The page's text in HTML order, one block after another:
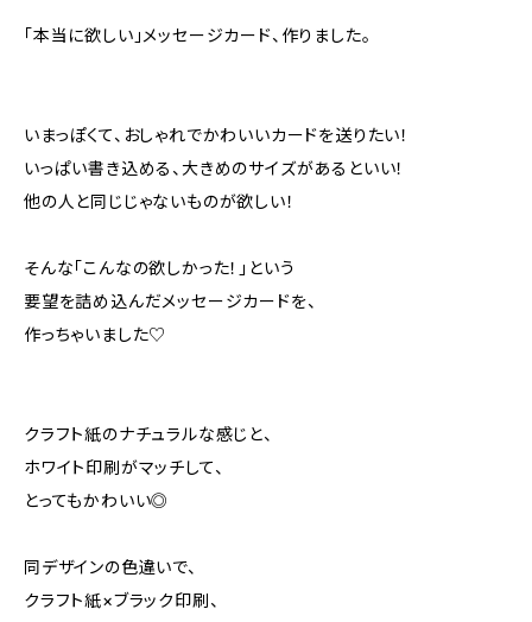
「本当に欲しい」メッセージカード、作りました。
いまっぽくて、おしゃれでかわいいカードを送りたい！
いっぱい書き込める、大きめのサイズがあるといい！
他の人と同じじゃないものが欲しい！
そんな「こんなの欲しかった！」という
要望を詰め込んだメッセージカードを、
作っちゃいました♡
クラフト紙のナチュラルな感じと、
ホワイト印刷がマッチして、
とってもかわいい◎
同デザインの色違いで、
クラフト紙×ブラック印刷、